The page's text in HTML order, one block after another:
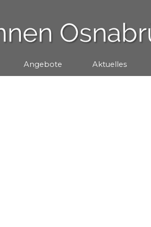
Menü überspringen
▼
Angebote ▼
Aktuelles